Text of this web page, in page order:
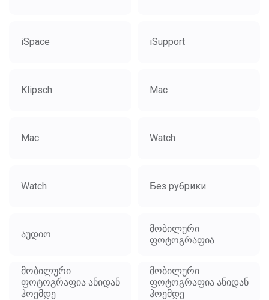
iSpace iSupport
Klipsch Mac
Mac Watch
Watch Без рубрики
აუდიო
მობილური
ფოტოგრაფია
მობილური
ფოტოგრაფია ანიდან
ჰოემდე
მობილური
ფოტოგრაფია ანიდან
ჰოემდე